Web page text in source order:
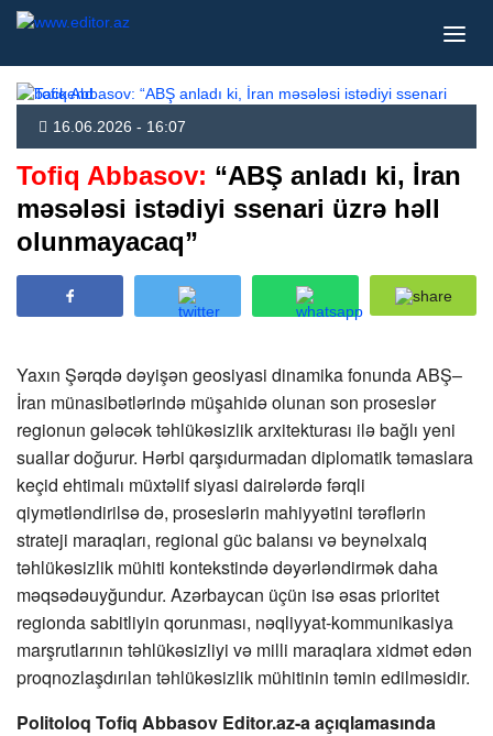
16.06.2026 - 16:07
Tofiq Abbasov: “ABŞ anladı ki, İran
məsələsi istədiyi ssenari üzrə həll
olunmayacaq”
Yaxın Şərqdə dəyişən geosiyasi dinamika fonunda ABŞ–
İran münasibətlərində müşahidə olunan son proseslər
regionun gələcək təhlükəsizlik arxitekturası ilə bağlı yeni
suallar doğurur. Hərbi qarşıdurmadan diplomatik təmaslara
keçid ehtimalı müxtəlif siyasi dairələrdə fərqli
qiymətləndirilsə də, proseslərin mahiyyətini tərəflərin
strateji maraqları, regional güc balansı və beynəlxalq
təhlükəsizlik mühiti kontekstində dəyərləndirmək daha
məqsədəuyğundur. Azərbaycan üçün isə əsas prioritet
regionda sabitliyin qorunması, nəqliyyat-kommunikasiya
marşrutlarının təhlükəsizliyi və milli maraqlara xidmət edən
proqnozlaşdırılan təhlükəsizlik mühitinin təmin edilməsidir.
Politoloq Tofiq Abbasov Editor.az-a açıqlamasında